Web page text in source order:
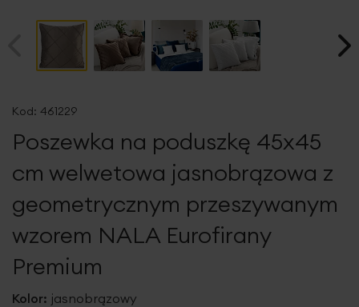
początek
galerii
Kod: 461229
Poszewka na poduszkę 45x45
cm welwetowa jasnobrązowa z
geometrycznym przeszywanym
wzorem NALA Eurofirany
Premium
Kolor: jasnobrązowy